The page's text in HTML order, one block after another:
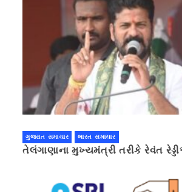
ગુજરાત સમાચાર ભારત સમાચાર
તેલંગાણાના મુખ્યમંત્રી તરીકે રેવંત